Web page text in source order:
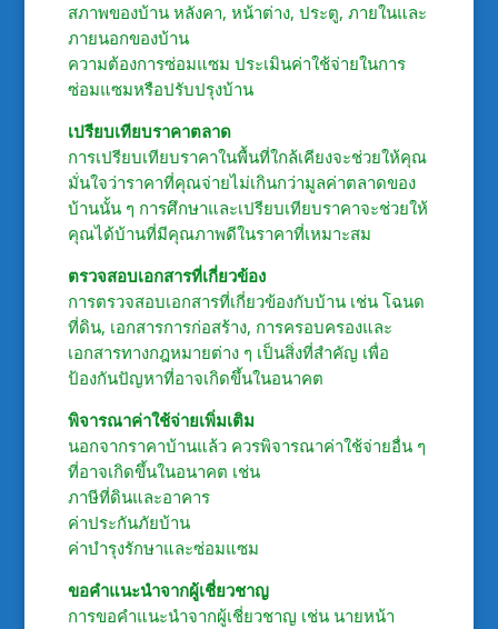
สภาพของบ้าน หลังคา, หน้าต่าง, ประตู, ภายในและ
ภายนอกของบ้าน
ความต้องการซ่อมแซม ประเมินค่าใช้จ่ายในการ
ซ่อมแซมหรือปรับปรุงบ้าน
เปรียบเทียบราคาตลาด
การเปรียบเทียบราคาในพื้นที่ใกล้เคียงจะช่วยให้คุณ
มั่นใจว่าราคาที่คุณจ่ายไม่เกินกว่ามูลค่าตลาดของ
บ้านนั้น ๆ การศึกษาและเปรียบเทียบราคาจะช่วยให้
คุณได้บ้านที่มีคุณภาพดีในราคาที่เหมาะสม
ตรวจสอบเอกสารที่เกี่ยวข้อง
การตรวจสอบเอกสารที่เกี่ยวข้องกับบ้าน เช่น โฉนด
ที่ดิน, เอกสารการก่อสร้าง, การครอบครองและ
เอกสารทางกฎหมายต่าง ๆ เป็นสิ่งที่สำคัญ เพื่อ
ป้องกันปัญหาที่อาจเกิดขึ้นในอนาคต
พิจารณาค่าใช้จ่ายเพิ่มเติม
นอกจากราคาบ้านแล้ว ควรพิจารณาค่าใช้จ่ายอื่น ๆ
ที่อาจเกิดขึ้นในอนาคต เช่น
ภาษีที่ดินและอาคาร
ค่าประกันภัยบ้าน
ค่าบำรุงรักษาและซ่อมแซม
ขอคำแนะนำจากผู้เชี่ยวชาญ
การขอคำแนะนำจากผู้เชี่ยวชาญ เช่น นายหน้า